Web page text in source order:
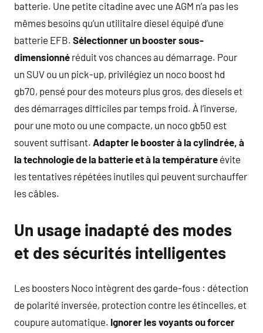
batterie. Une petite citadine avec une AGM n’a pas les
mêmes besoins qu’un utilitaire diesel équipé d’une
batterie EFB. Sélectionner un booster sous-
dimensionné réduit vos chances au démarrage. Pour
un SUV ou un pick-up, privilégiez un noco boost hd
gb70, pensé pour des moteurs plus gros, des diesels et
des démarrages difficiles par temps froid. À l’inverse,
pour une moto ou une compacte, un noco gb50 est
souvent suffisant. Adapter le booster à la cylindrée, à
la technologie de la batterie et à la température évite
les tentatives répétées inutiles qui peuvent surchauffer
les câbles.
Un usage inadapté des modes
et des sécurités intelligentes
Les boosters Noco intègrent des garde-fous : détection
de polarité inversée, protection contre les étincelles, et
coupure automatique. Ignorer les voyants ou forcer